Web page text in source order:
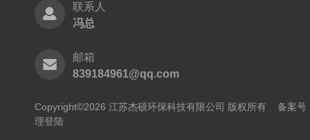
联系人
冯总
邮箱
839184961@qq.com
Copyright©2026 江苏杰硕环保科技有限公司 版权所有 备案号
理登陆